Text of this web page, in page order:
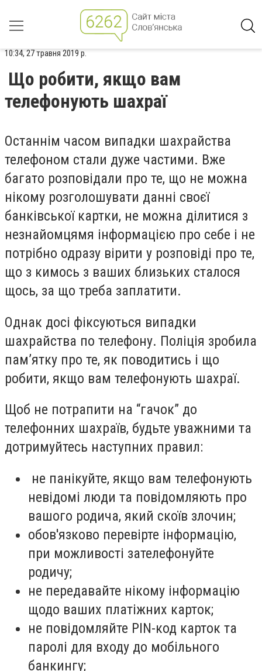
10:34, 27 травня 2019 р.
Що робити, якщо вам
телефонують шахраї
Останнім часом випадки шахрайства
телефоном стали дуже частими. Вже
багато розповідали про те, що не можна
нікому розголошувати данні своєї
банківської картки, не можна ділитися з
незнайомцямя інформацією про себе і не
потрібно одразу вірити у розповіді про те,
що з кимось з ваших близьких сталося
щось, за що треба заплатити.
Однак досі фіксуються випадки
шахрайства по телефону. Поліція зробила
пам’ятку про те, як поводитись і що
робити, якщо вам телефонують шахраї.
Щоб не потрапити на “гачок” до
телефонних шахраїв, будьте уважними та
дотримуйтесь наступних правил:
не панікуйте, якщо вам телефонують
невідомі люди та повідомляють про
вашого родича, який скоїв злочин;
обов'язково перевірте інформацію,
при можливості зателефонуйте
родичу;
не передавайте нікому інформацію
щодо ваших платіжних карток;
не повідомляйте PIN-код карток та
паролі для входу до мобільного
банкингу;